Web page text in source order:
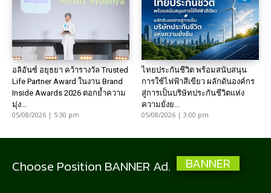
อลิอันซ์ อยุธยา คว้ารางวัล Trusted
Life Partner Award ในงาน Brand
Inside Awards 2026 ตอกย้ำความ
มุ่ง...
05/08/2026 | 5:30 pm
ไทยประกันชีวิต พร้อมสนับสนุน
การใช้ไฟฟ้าสีเขียว ผลักดันองค์กร
สู่การเป็นบริษัทประกันชีวิตแห่ง
ความยั่งย...
05/08/2026 | 3:00 pm
Choose Position BANNER Ad. BANNER